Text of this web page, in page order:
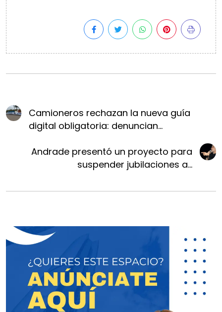
Camioneros rechazan la nueva guía
digital obligatoria: denuncian...
Andrade presentó un proyecto para
suspender jubilaciones a...